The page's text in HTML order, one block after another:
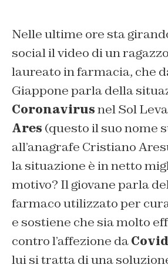
Nelle ultime ore sta
social il video di un
laureato in farmacia, che
Giappone parla della
Coronavirusnel Sol
Ares (questo il suo nome
all’anagrafe Cristiano
la situazione è in netto
motivo? Il giovane parla
farmaco utilizzato per
e sostiene che sia molto
contro l’affezione da
lui si tratta di una